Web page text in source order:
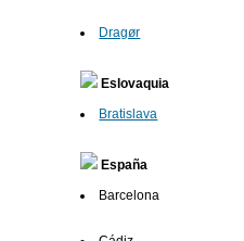
Dragør
Eslovaquia
Bratislava
España
Barcelona